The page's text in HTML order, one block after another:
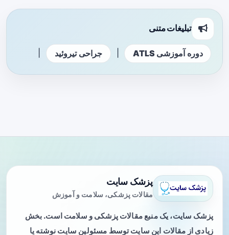
تبلیغات متنی
دوره آموزشی ATLS جراحی تیروئید
پزشک سایت
مقالات پزشکی، سلامت و آموزش
پزشک سایت، یک منبع مقالات پزشکی و سلامت است. بخش
زیادی از مقالات این سایت توسط مسئولین سایت نوشته یا